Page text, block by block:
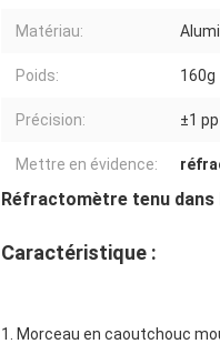
Matériau:
Poids: 160g
Précision: ±1
Mettre en évidence:
Réfractomètre tenu dans
Caractéristique :
1. Morceau en caoutchouc